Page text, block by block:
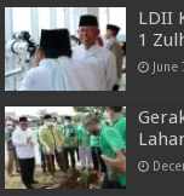
LDII
1